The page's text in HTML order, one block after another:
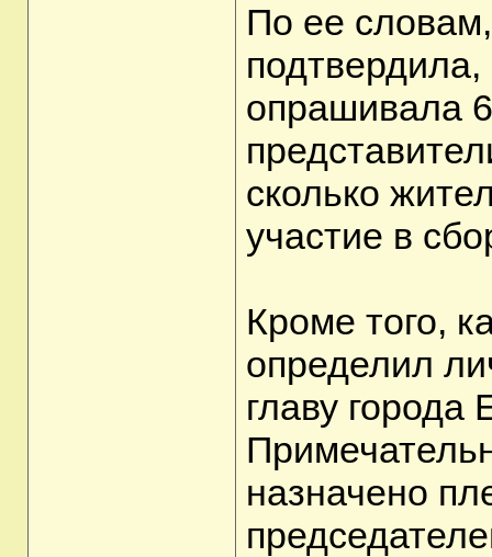
По ее
опрашивала
сколько
участие в
Кроме того,
определил
главу города
назначено